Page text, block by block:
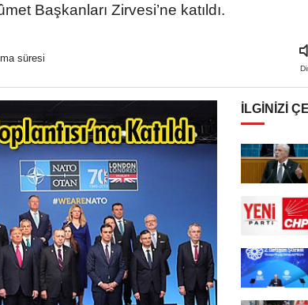
Başkanları Zirvesi’ne katıldı.
süresi
İLGINIZI